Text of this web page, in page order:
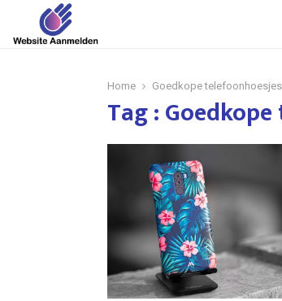
Home Goedkope telefoonhoesjes
Tag :